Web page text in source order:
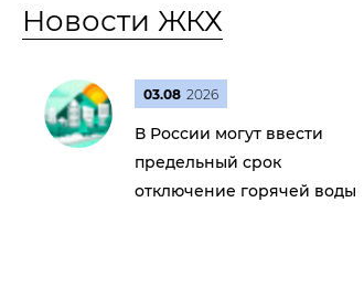
Новости ЖКХ
03.08 2026
В России могут ввести
предельный срок
отключение горячей воды